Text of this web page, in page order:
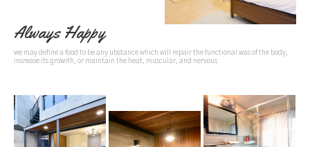
Always Happy
we may define a food to be any ubstance which will repair the functional was of the body,
insrease its growith, or maintain the heat, muscular, and nervous